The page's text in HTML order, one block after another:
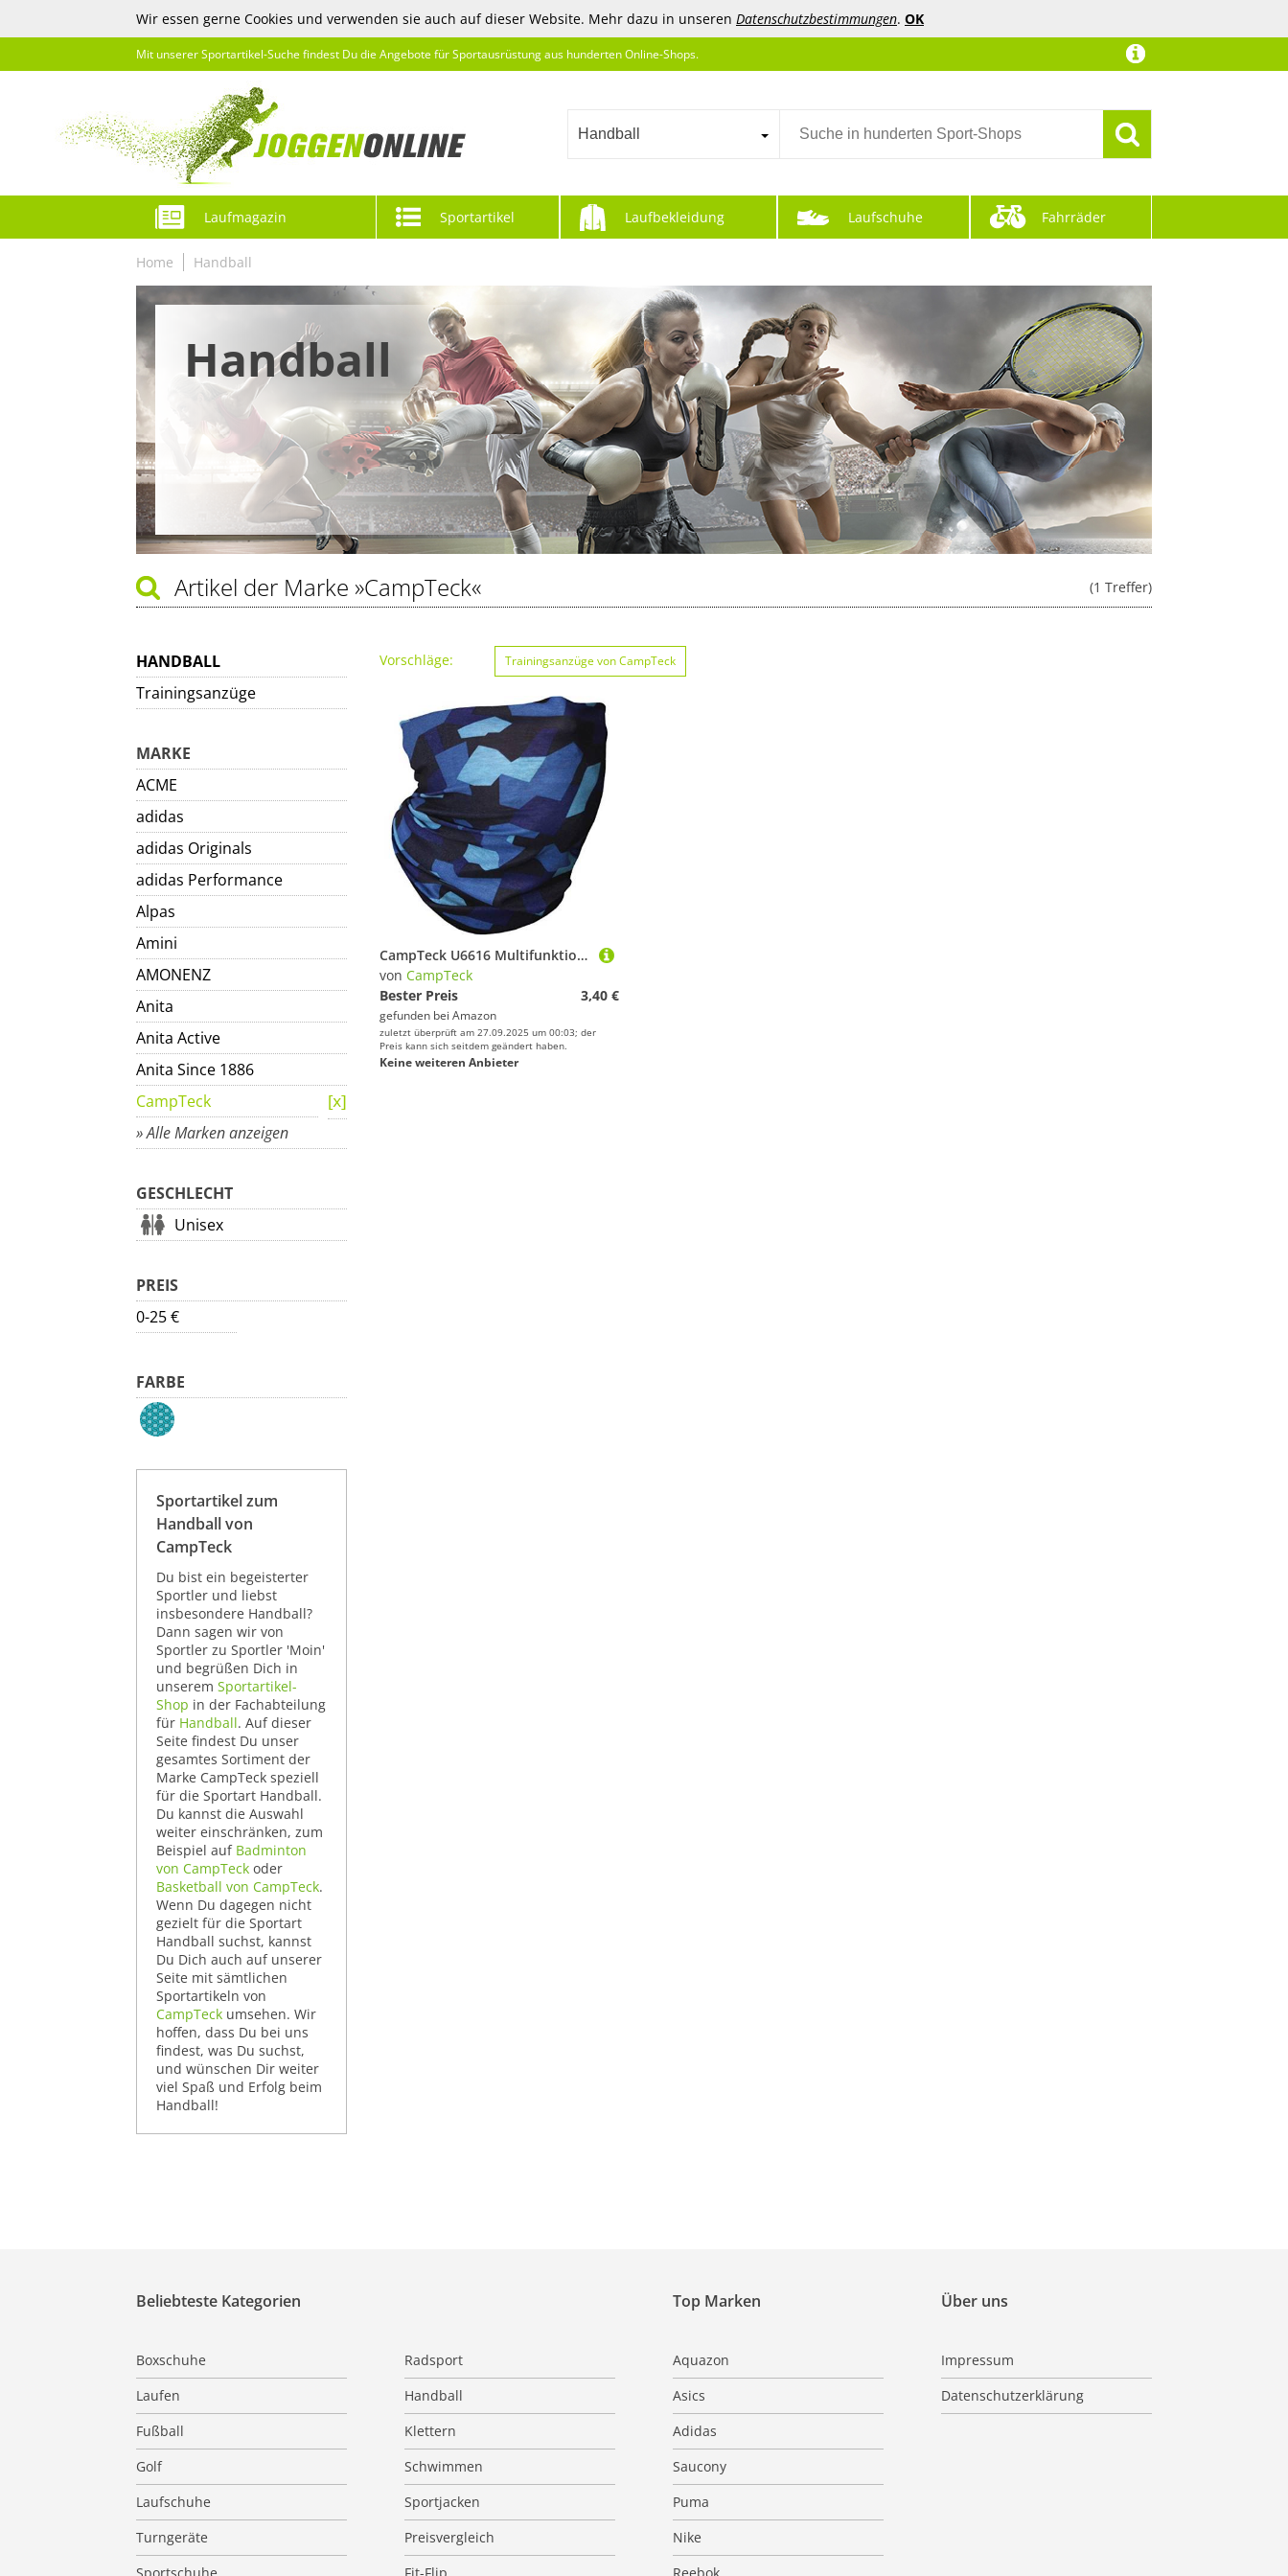
Wir essen gerne Cookies und verwenden sie auch auf dieser Website. Mehr dazu in unseren Datenschutzbestimmungen. OK
Mit unserer Sportartikel-Suche findest Du die Angebote für Sportausrüstung aus hunderten Online-Shops.
Handball
Laufmagazin Sportartikel Laufbekleidung Laufschuhe Fahrräder
Home Handball
Handball
(1 Treffer)
Artikel der Marke »CampTeck«
HANDBALL
Trainingsanzüge
MARKE
ACME
adidas
adidas Originals
adidas Performance
Alpas
Amini
AMONENZ
Anita
Anita Active
Anita Since 1886
CampTeck
» Alle Marken anzeigen
GESCHLECHT
Unisex
PREIS
0-25 €
FARBE
Sportartikel zum
Handball von
CampTeck
Du bist ein begeisterter
Sportler und liebst
insbesondere Handball?
Dann sagen wir von
Sportler zu Sportler 'Moin'
und begrüßen Dich in
unserem Sportartikel-
Shop in der Fachabteilung
für Handball. Auf dieser
Seite findest Du unser
gesamtes Sortiment der
Marke CampTeck speziell
für die Sportart Handball.
Du kannst die Auswahl
weiter einschränken, zum
Beispiel auf Badminton
von CampTeck oder
Basketball von CampTeck.
Wenn Du dagegen nicht
gezielt für die Sportart
Handball suchst, kannst
Du Dich auch auf unserer
Seite mit sämtlichen
Sportartikeln von
CampTeck umsehen. Wir
hoffen, dass Du bei uns
findest, was Du suchst,
und wünschen Dir weiter
viel Spaß und Erfolg beim
Handball!
Vorschläge: Trainingsanzüge von CampTeck
CampTeck U6616 Multifunktion Nahtlos Bandana Kopftuch Balaclava Stirnband - Blau Camo
von CampTeck
Bester Preis
3,40 €
gefunden bei Amazon
zuletzt überprüft am 27.09.2025 um 00:03; der
Preis kann sich seitdem geändert haben.
Keine weiteren Anbieter
Über uns
Impressum
Datenschutzerklärung
Beliebteste Kategorien
Boxschuhe
Radsport
Laufen
Handball
Fußball
Klettern
Golf
Schwimmen
Laufschuhe
Sportjacken
Turngeräte
Preisvergleich
Top Marken
Aquazon
Asics
Adidas
Saucony
Puma
Nike